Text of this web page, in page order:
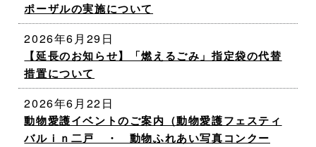
ポーザルの実施について
2026年6月29日
【延長のお知らせ】「燃えるごみ」指定袋の代替
措置について
2026年6月22日
動物愛護イベントのご案内（動物愛護フェスティ
バルｉｎ二戸 ・ 動物ふれあい写真コンクー